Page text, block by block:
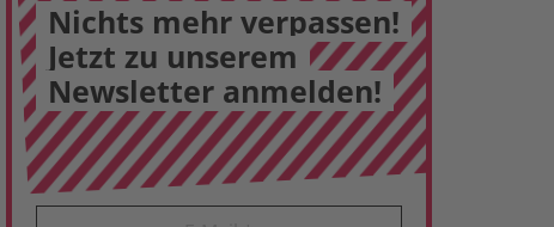
Nichts mehr verpassen!
Jetzt zu unserem
Newsletter anmelden!